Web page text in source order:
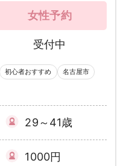
女性予約
受付中
初心者おすすめ 名古屋市
29～41歳
1000円